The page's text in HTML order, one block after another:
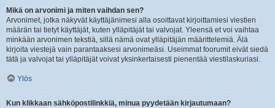
Mikä on arvonimi ja miten vaihdan sen?
Arvonimet, jotka näkyvät käyttäjänimesi alla osoittavat kirjoittamiesi viestien
määrän tai tietyt käyttäjät, kuten ylläpitäjät tai valvojat. Yleensä et voi vaihtaa
minkään arvonimen tekstiä, sillä nämä ovat ylläpitäjän määrittelemiä. Älä
kirjoita viestejä vain parantaaksesi arvonimeäsi. Useimmat foorumit eivät siedä
tätä ja valvojat tai ylläpitäjät voivat yksinkertaisesti pienentää viestilaskuriasi.
Ylös
Kun klikkaan sähköpostilinkkiä, minua pyydetään kirjautumaan?